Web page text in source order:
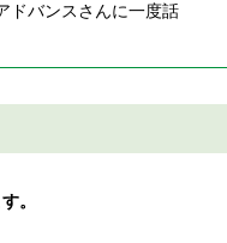
ドバンスさんに一度話
。